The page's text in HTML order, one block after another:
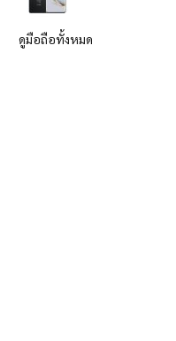
ดูมือถือทั้งหมด